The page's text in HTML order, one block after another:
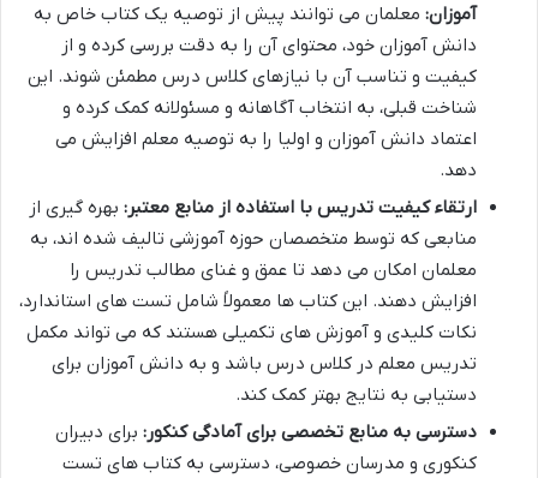
آموزان: معلمان می توانند پیش از توصیه یک کتاب خاص به
دانش آموزان خود، محتوای آن را به دقت بررسی کرده و از
کیفیت و تناسب آن با نیازهای کلاس درس مطمئن شوند. این
شناخت قبلی، به انتخاب آگاهانه و مسئولانه کمک کرده و
اعتماد دانش آموزان و اولیا را به توصیه معلم افزایش می
دهد.
ارتقاء کیفیت تدریس با استفاده از منابع معتبر: بهره گیری از
منابعی که توسط متخصصان حوزه آموزشی تالیف شده اند، به
معلمان امکان می دهد تا عمق و غنای مطالب تدریس را
افزایش دهند. این کتاب ها معمولاً شامل تست های استاندارد،
نکات کلیدی و آموزش های تکمیلی هستند که می تواند مکمل
تدریس معلم در کلاس درس باشد و به دانش آموزان برای
دستیابی به نتایج بهتر کمک کند.
دسترسی به منابع تخصصی برای آمادگی کنکور: برای دبیران
کنکوری و مدرسان خصوصی، دسترسی به کتاب های تست